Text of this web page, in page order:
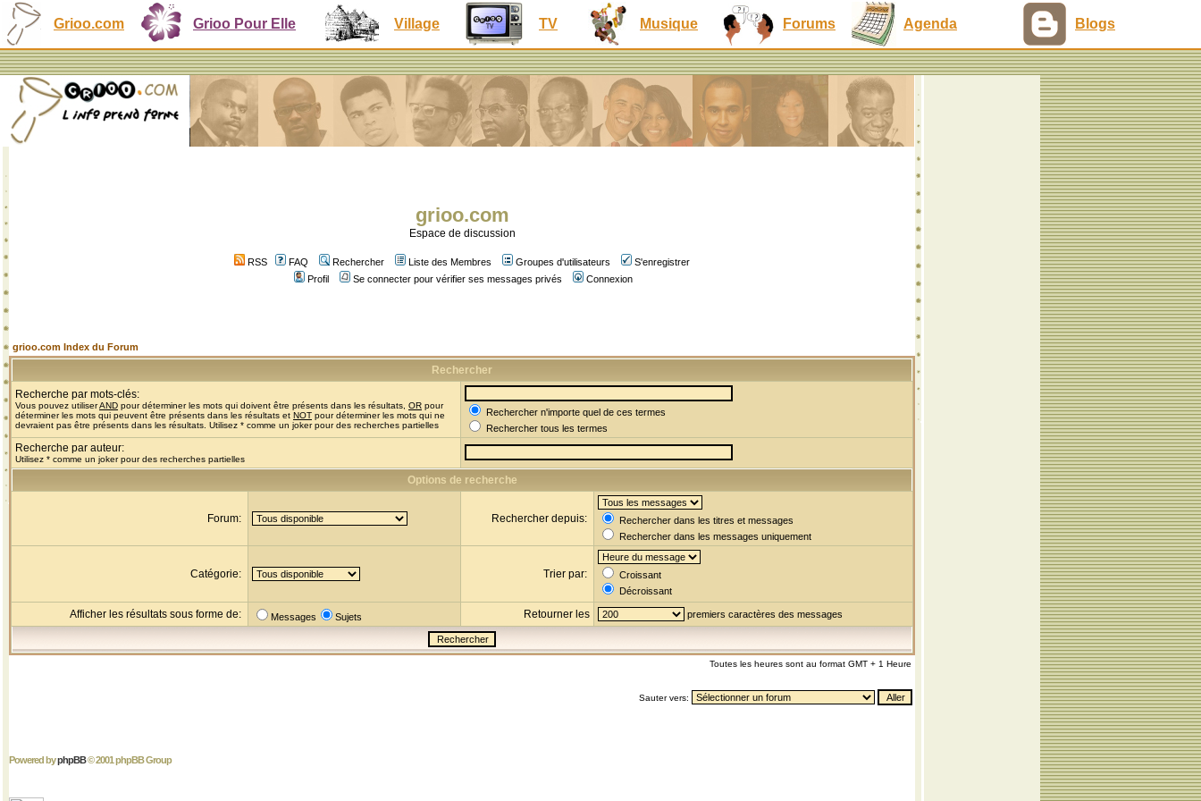
Grioo.com Grioo Pour Elle Village TV Musique Forums Agenda Blogs
grioo.com
Espace de discussion
RSS FAQ Rechercher Liste des Membres Groupes d'utilisateurs
S'enregistrer
Profil
Se connecter pour vérifier ses messages privés Connexion
grioo.com Index du Forum
Rechercher
Recherche par mots-clés:
Vous pouvez utiliserAND pour déterminer les mots qui doivent être présents dans les résultats, OR pour
déterminer les mots qui peuvent être présents dans les résultats et NOT pour déterminer les mots qui ne
devraient pas être présents dans les résultats. Utilisez * comme un joker pour des recherches partielles
Rechercher n'importe quel de ces termes
Rechercher tous les termes
Recherche par auteur:
Utilisez * comme un joker pour des recherches partielles
Options de recherche
Forum: Rechercher depuis:
Rechercher dans les titres et messages
Rechercher dans les messages uniquement
Catégorie: Trier par:
Croissant
Décroissant
Afficher les résultats sous forme de: Messages Sujets Retourner les premiers caractères des messages
Toutes les heures sont au format GMT + 1 Heure
Sauter vers:
Powered byphpBB© 2001 phpBB Group